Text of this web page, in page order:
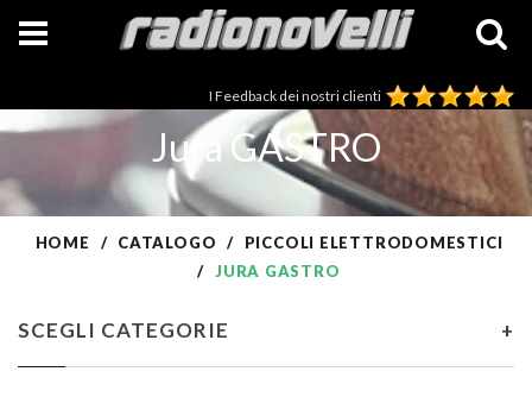
I Feedback dei nostri clienti
Jura GASTRO
HOME CATALOGO
PICCOLI ELETTRODOMESTICI
JURA GASTRO
SCEGLI CATEGORIE +